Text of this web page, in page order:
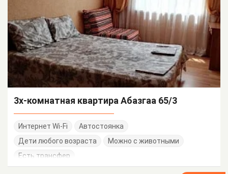
3х-комнатная квартира Абазгаа 65/3
Интернет Wi-Fi
Автостоянка
Дети любого возраста
Можно с животными
Есть трансфер